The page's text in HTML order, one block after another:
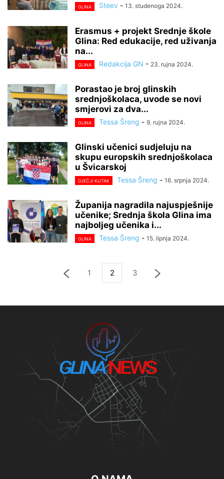
GLINA Steev - 13. studenoga 2024.
Erasmus + projekt Srednje škole
Glina: Red edukacije, red uživanja
na...
GLINA Redakcija GN - 23. rujna 2024.
Porastao je broj glinskih
srednjoškolaca, uvode se novi
smjerovi za dva...
GLINA Tessa Šreng - 9. rujna 2024.
Glinski učenici sudjeluju na
skupu europskih srednjoškolaca
u Švicarskoj
DJEČJI KUTAK Tessa Šreng - 16. srpnja 2024.
Županija nagradila najuspješnije
učenike; Srednja škola Glina ima
najboljeg učenika i...
GLINA Tessa Šreng - 15. lipnja 2024.
1 2 3